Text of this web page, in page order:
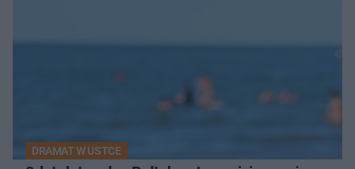
DRAMAT W USTCE